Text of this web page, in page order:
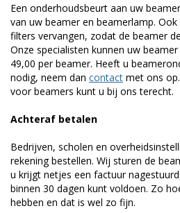
Een onderhoudsbeurt aan uw
van uw beamer en beamerlamp.
filters vervangen, zodat de beamer
Onze specialisten kunnen uw
49,00 per beamer. Heeft u
nodig, neem dan contact met ons
voor beamers kunt u bij ons terecht.
Achteraf betalen
Bedrijven, scholen en
rekening bestellen. Wij sturen de
u krijgt netjes een factuur
binnen 30 dagen kunt voldoen. Zo
hebben en dat is wel zo fijn.